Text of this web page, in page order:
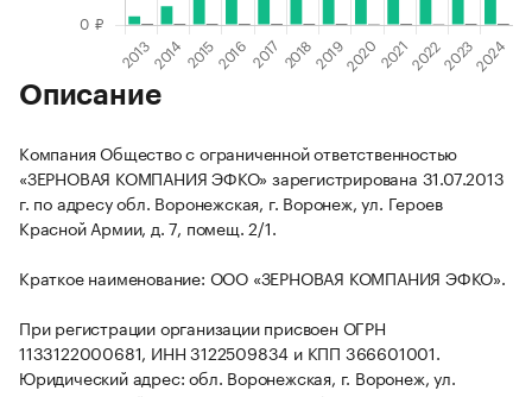
Описание
Компания Общество с ограниченной ответственностью
«ЗЕРНОВАЯ КОМПАНИЯ ЭФКО» зарегистрирована 31.07.2013
г. по адресу обл. Воронежская, г. Воронеж, ул. Героев
Красной Армии, д. 7, помещ. 2/1.
Краткое наименование: ООО «ЗЕРНОВАЯ КОМПАНИЯ ЭФКО».
При регистрации организации присвоен ОГРН
1133122000681, ИНН 3122509834 и КПП 366601001.
Юридический адрес: обл. Воронежская, г. Воронеж, ул.